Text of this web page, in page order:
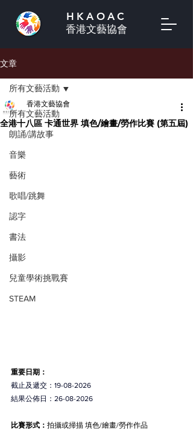
HKAOAC
香港文藝協會
文章
所有文藝活動
朗誦/講故事
音樂
藝術
歌唱/跳舞
認字
書法
攝影
兒童學術挑戰賽
STEAM
所有文藝活動
全港十八區 卡通世界 填色/繪畫/勞作比賽 (第五屆)
香港文藝協會
重要日期：
截止及遞交：19-08-2026
結果公佈日：26-08-2026
比賽形式： 拍攝或掃描 填色/繪畫/勞作作品